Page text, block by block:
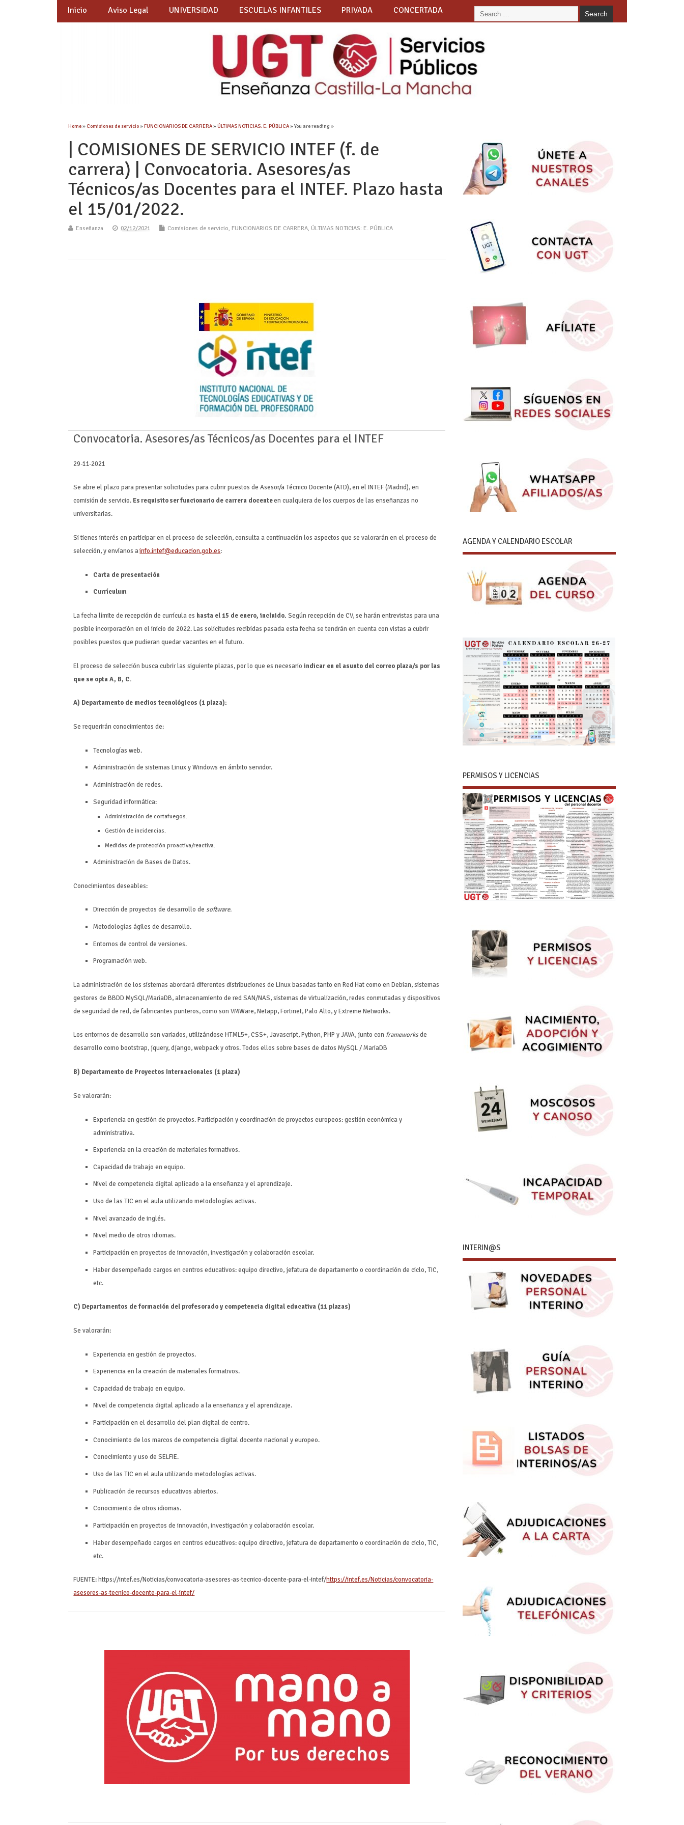
Inicio Aviso Legal UNIVERSIDAD ESCUELAS INFANTILES PRIVADA CONCERTADA
Home» Comisiones de servicio»FUNCIONARIOS DE CARRERA»ÚLTIMAS NOTICIAS: E. PÚBLICA» You are reading »
| COMISIONES DE SERVICIO INTEF (f. de
carrera) | Convocatoria. Asesores/as
Técnicos/as Docentes para el INTEF. Plazo hasta
el 15/01/2022.
Enseñanza 02/12/2021 Comisiones de servicio, FUNCIONARIOS DE CARRERA, ÚLTIMAS NOTICIAS: E. PÚBLICA
Convocatoria. Asesores/as Técnicos/as Docentes para el INTEF
29-11-2021
Se abre el plazo para presentar solicitudes para cubrir puestos de Asesor/a Técnico Docente (ATD), en el INTEF (Madrid), en
comisión de servicio. Es requisito ser funcionario de carrera docenteen cualquiera de los cuerpos de las enseñanzas no
universitarias.
Si tienes interés en participar en el proceso de selección, consulta a continuación los aspectos que se valorarán en el proceso de
selección, y envíanos ainfo.intef@educacion.gob.es:
Carta de presentación
Currículum
La fecha límite de recepción de currícula es hasta el 15 de enero, incluido. Según recepción de CV, se harán entrevistas para una
posible incorporación en el inicio de 2022. Las solicitudes recibidas pasada esta fecha se tendrán en cuenta con vistas a cubrir
posibles puestos que pudieran quedar vacantes en el futuro.
El proceso de selección busca cubrir las siguiente plazas, por lo que es necesarioindicar en el asunto del correo plaza/s por las
que se opta A, B, C.
A) Departamento de medios tecnológicos (1 plaza):
Se requerirán conocimientos de:
Tecnologías web.
Administración de sistemas Linux y Windows en ámbito servidor.
Administración de redes.
Seguridad informática:
Administración de cortafuegos.
Gestión de incidencias.
Medidas de protección proactiva/reactiva.
Administración de Bases de Datos.
Conocimientos deseables:
Dirección de proyectos de desarrollo de software.
Metodologías ágiles de desarrollo.
Entornos de control de versiones.
Programación web.
La administración de los sistemas abordará diferentes distribuciones de Linux basadas tanto en Red Hat como en Debian, sistemas
gestores de BBDD MySQL/MariaDB, almacenamiento de red SAN/NAS, sistemas de virtualización, redes conmutadas y dispositivos
de seguridad de red, de fabricantes punteros, como son VMWare, Netapp, Fortinet, Palo Alto, y Extreme Networks.
Los entornos de desarrollo son variados, utilizándose HTML5+, CSS+, Javascript, Python, PHP y JAVA, junto con frameworksde
desarrollo como bootstrap, jquery, django, webpack y otros. Todos ellos sobre bases de datos MySQL / MariaDB
B) Departamento de Proyectos Internacionales (1 plaza)
Se valorarán:
Experiencia en gestión de proyectos. Participación y coordinación de proyectos europeos: gestión económica y
administrativa.
Experiencia en la creación de materiales formativos.
Capacidad de trabajo en equipo.
Nivel de competencia digital aplicado a la enseñanza y el aprendizaje.
Uso de las TIC en el aula utilizando metodologías activas.
Nivel avanzado de inglés.
Nivel medio de otros idiomas.
Participación en proyectos de innovación, investigación y colaboración escolar.
Haber desempeñado cargos en centros educativos: equipo directivo, jefatura de departamento o coordinación de ciclo, TIC,
etc.
C) Departamentos de formación del profesorado y competencia digital educativa (11 plazas)
Se valorarán:
Experiencia en gestión de proyectos.
Experiencia en la creación de materiales formativos.
Capacidad de trabajo en equipo.
Nivel de competencia digital aplicado a la enseñanza y el aprendizaje.
Participación en el desarrollo del plan digital de centro.
Conocimiento de los marcos de competencia digital docente nacional y europeo.
Conocimiento y uso de SELFIE.
Uso de las TIC en el aula utilizando metodologías activas.
Publicación de recursos educativos abiertos.
Conocimiento de otros idiomas.
Participación en proyectos de innovación, investigación y colaboración escolar.
Haber desempeñado cargos en centros educativos: equipo directivo, jefatura de departamento o coordinación de ciclo, TIC,
etc.
FUENTE: https://intef.es/Noticias/convocatoria-asesores-as-tecnico-docente-para-el-intef/https://intef.es/Noticias/convocatoria-
asesores-as-tecnico-docente-para-el-intef/
AGENDA Y CALENDARIO ESCOLAR
PERMISOS Y LICENCIAS
INTERIN@S